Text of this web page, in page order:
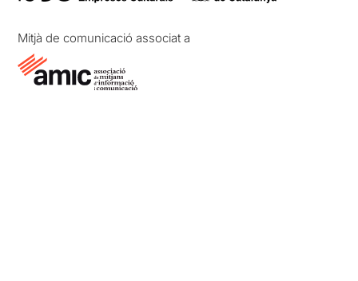
Mitjà de comunicació associat a